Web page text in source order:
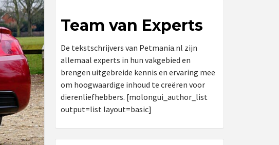
Team van Experts
De tekstschrijvers van Petmania.nl zijn
allemaal experts in hun vakgebied en
brengen uitgebreide kennis en ervaring mee
om hoogwaardige inhoud te creëren voor
dierenliefhebbers. [molongui_author_list
output=list layout=basic]